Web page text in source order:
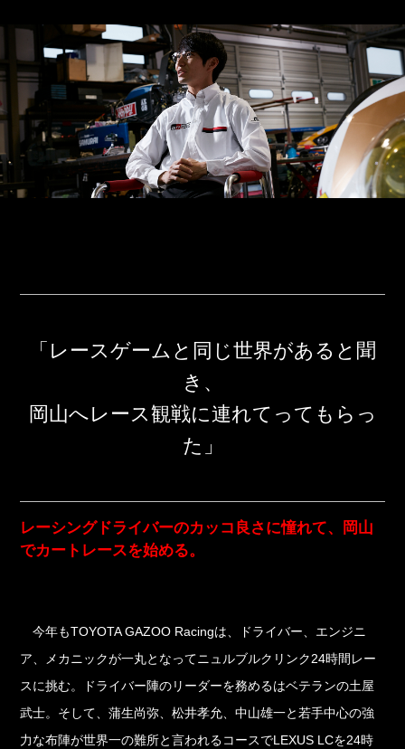
「レースゲームと同じ世界があると聞
き、
岡山へレース観戦に連れてってもらっ
た」
レーシングドライバーのカッコ良さに憧れて、岡山
でカートレースを始める。
今年もTOYOTA GAZOO Racingは、ドライバー、エンジニ
ア、メカニックが一丸となってニュルブルクリンク24時間レー
スに挑む。ドライバー陣のリーダーを務めるはベテランの土屋
武士。そして、蒲生尚弥、松井孝允、中山雄一と若手中心の強
力な布陣が世界一の難所と言われるコースでLEXUS LCを24時